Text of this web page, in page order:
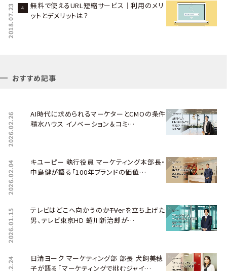
2018.07.23
無料で使えるURL短縮サービス｜利用のメリ
ットとデメリットは？
おすすめ記事
2026.02.26
AI時代に求められるマーケターとCMOの条件――
積水ハウス イノベーション＆コミ…
2026.02.04
キユーピー 執行役員 マーケティング本部長・
中島健が語る「100年ブランドの価値…
2026.01.15
テレビはどこへ向かうのか――TVerを立ち上げた
男、テレビ東京HD 蜷川新治郎が…
日清ヨーク マーケティング部 部長 犬飼美穂
子が語る「マーケティングで挑むジャイ…